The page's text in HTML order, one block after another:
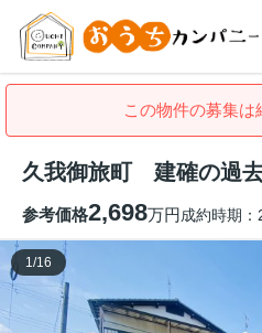
この物件の募集は
久我御旅町 建確の過
参考価格2,698万円成約時期
1 /16